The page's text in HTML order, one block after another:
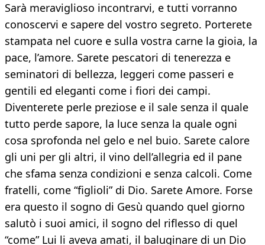
Sarà meraviglioso incontrarvi, e tutti vorranno
conoscervi e sapere del vostro segreto. Porterete
stampata nel cuore e sulla vostra carne la gioia, la
pace, l’amore. Sarete pescatori di tenerezza e
seminatori di bellezza, leggeri come passeri e
gentili ed eleganti come i fiori dei campi.
Diventerete perle preziose e il sale senza il quale
tutto perde sapore, la luce senza la quale ogni
cosa sprofonda nel gelo e nel buio. Sarete calore
gli uni per gli altri, il vino dell’allegria ed il pane
che sfama senza condizioni e senza calcoli. Come
fratelli, come “figlioli” di Dio. Sarete Amore. Forse
era questo il sogno di Gesù quando quel giorno
salutò i suoi amici, il sogno del riflesso di quel
“come” Lui li aveva amati, il baluginare di un Dio